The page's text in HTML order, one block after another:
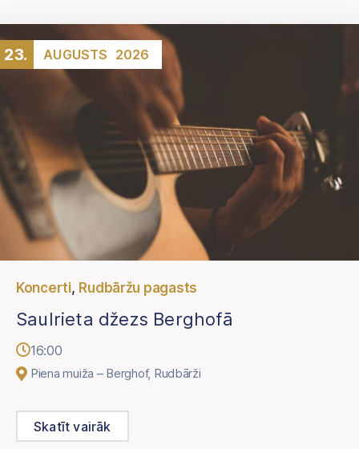
23. AUGUSTS 2026
Koncerti, Rudbāržu pagasts
Saulrieta džezs Berghofā
16:00
Piena muiža – Berghof, Rudbārži
Skatīt vairāk